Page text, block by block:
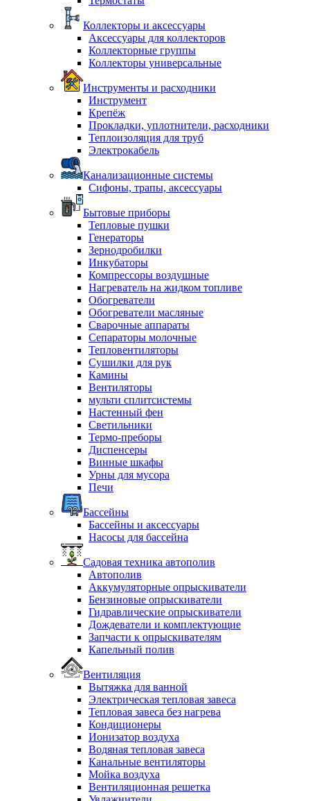
Коллекторы и аксессуары
Аксессуары для коллекторов
Коллекторные группы
Коллекторы универсальные
Инструменты и расходники
Инструмент
Крепёж
Прокладки, уплотнители, расходники
Теплоизоляция для труб
Электрокабель
Канализационные системы
Сифоны, трапы, аксессуары
Бытовые приборы
Тепловые пушки
Генераторы
Зернодробилки
Инкубаторы
Компрессоры воздушные
Нагреватель на жидком топливе
Обогреватели
Обогреватели масляные
Сварочные аппараты
Сепараторы молочные
Тепловентиляторы
Сушилки для рук
Камины
Вентиляторы
мульти сплитсистемы
Настенный фен
Светильники
Термо-преборы
Диспенсеры
Винные шкафы
Урны для мусора
Печи
Бассейны
Бассейны и аксессуары
Насосы для бассейна
Садовая техника автополив
Автополив
Аккумуляторные опрыскиватели
Бензиновые опрыскиватели
Гидравлические опрыскиватели
Дождеватели и комплектующие
Запчасти к опрыскивателям
Капельный полив
Вентиляция
Вытяжка для ванной
Электрическая тепловая завеса
Тепловая завеса без нагрева
Кондиционеры
Ионизатор воздуха
Водяная тепловая завеса
Канальные вентиляторы
Мойка воздуха
Вентиляционная решетка